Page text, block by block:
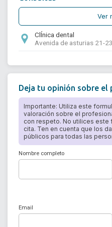
Ver
ClÍnica dental
Avenida de asturias 21-
Deja tu opinión sobre el
Importante: Utiliza este
valoración sobre el
con respeto. No utilices este
cita. Ten en cuenta que los
públicos para todas las
Nombre completo
Email